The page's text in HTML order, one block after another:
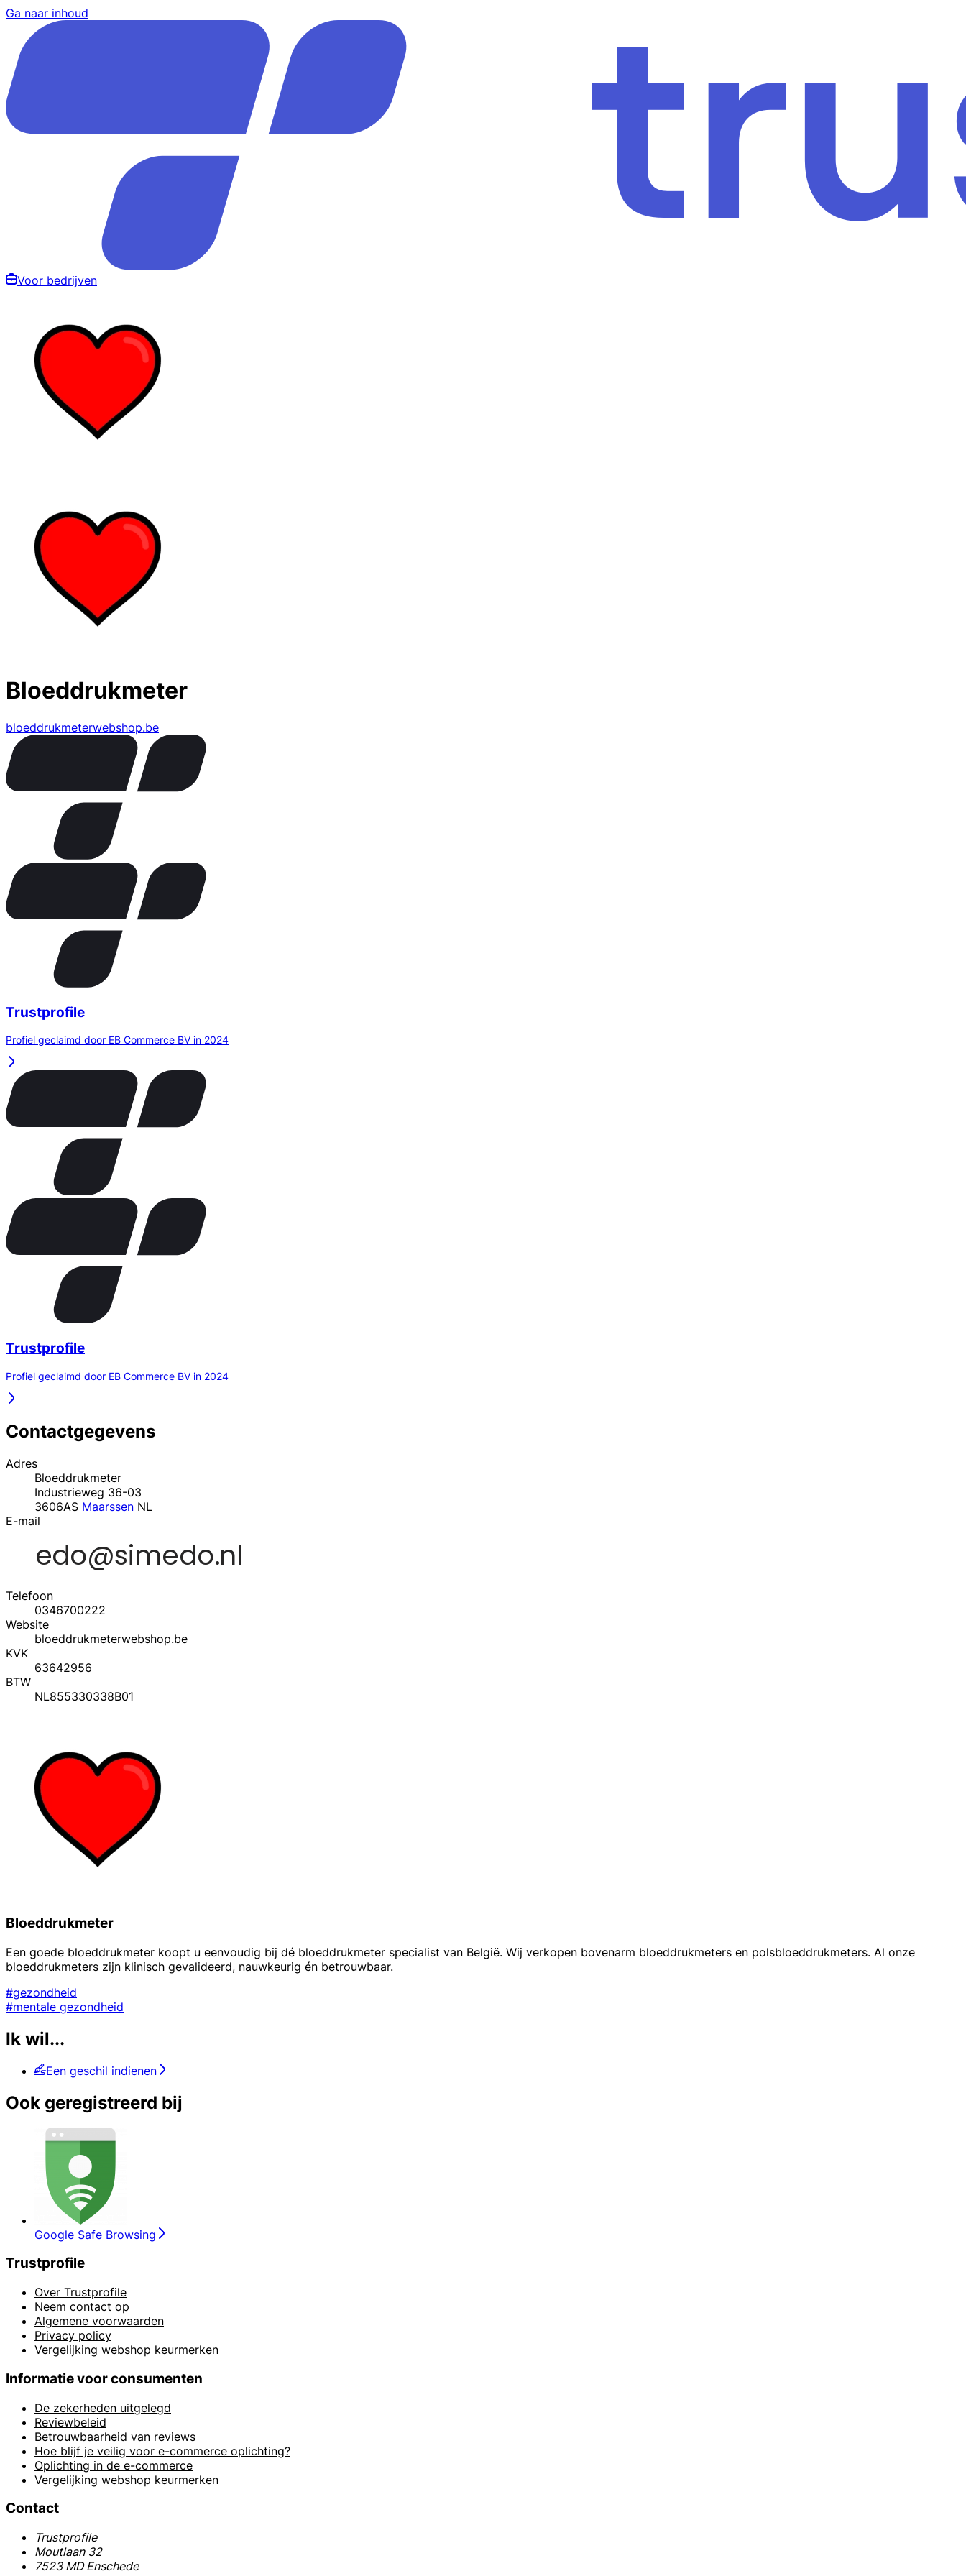
Ga naar inhoud
Voor bedrijven
Bloeddrukmeter
bloeddrukmeterwebshop.be
Trustprofile
Profiel geclaimd door EB Commerce BV in 2024
Trustprofile
Profiel geclaimd door EB Commerce BV in 2024
Contactgegevens
Adres
Bloeddrukmeter
Industrieweg 36-03
3606AS Maarssen NL
E-mail
Telefoon
0346700222
Website
bloeddrukmeterwebshop.be
KVK
63642956
BTW
NL855330338B01
Bloeddrukmeter
Een goede bloeddrukmeter koopt u eenvoudig bij dé bloeddrukmeter specialist van België. Wij verkopen bovenarm bloeddrukmeters en polsbloeddrukmeters. Al onze
bloeddrukmeters zijn klinisch gevalideerd, nauwkeurig én betrouwbaar.
#gezondheid
#mentale gezondheid
Ik wil...
Een geschil indienen
Ook geregistreerd bij
Google Safe Browsing
Trustprofile
Over Trustprofile
Neem contact op
Algemene voorwaarden
Privacy policy
Vergelijking webshop keurmerken
Informatie voor consumenten
De zekerheden uitgelegd
Reviewbeleid
Betrouwbaarheid van reviews
Hoe blijf je veilig voor e-commerce oplichting?
Oplichting in de e-commerce
Vergelijking webshop keurmerken
Contact
Trustprofile
Moutlaan 32
7523 MD Enschede